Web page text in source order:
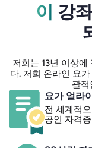
이 강
저희는 13년 이상에
다. 저희 온라인 요
괄적
요가 얼라
전 세계적
공인 자격